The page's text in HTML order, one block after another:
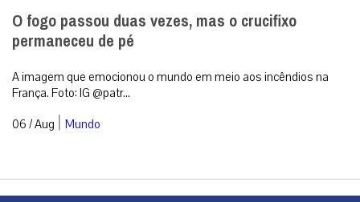
O fogo passou duas vezes, mas o crucifixo
permaneceu de pé
A imagem que emocionou o mundo em meio aos incêndios na
França. Foto: IG @patr...
06 / Aug | Mundo